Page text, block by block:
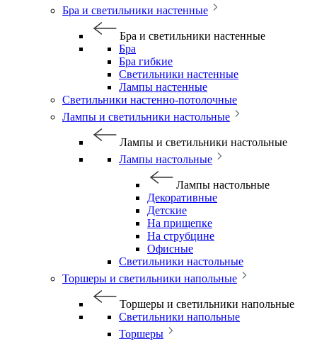
Бра и светильники настенные
Бра и светильники настенные
Бра
Бра гибкие
Светильники настенные
Лампы настенные
Светильники настенно-потолочные
Лампы и светильники настольные
Лампы и светильники настольные
Лампы настольные
Лампы настольные
Декоративные
Детские
На прищепке
На струбцине
Офисные
Светильники настольные
Торшеры и светильники напольные
Торшеры и светильники напольные
Светильники напольные
Торшеры